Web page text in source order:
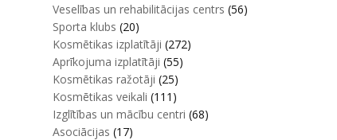
Veselības un rehabilitācijas centrs (56)
Sporta klubs (20)
Kosmētikas izplatītāji (272)
Aprīkojuma izplatītāji (55)
Kosmētikas ražotāji (25)
Kosmētikas veikali (111)
Izglītības un mācību centri (68)
Asociācijas (17)